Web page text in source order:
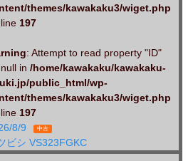
themes/kawakaku3/wiget.php
197
: Attempt to read property "ID"
in /home/kawakaku/kawakaku-
public_html/wp-
themes/kawakaku3/wiget.php
197
8/9
中古
ビシ VS323FGKC